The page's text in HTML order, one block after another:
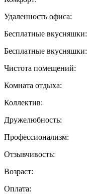
Удаленность офиса:
Бесплатные вкусняшки:
Бесплатные вкусняшки:
Чистота помещений:
Комната отдыха:
Коллектив:
Дружелюбность:
Профессионализм:
Отзывчивость:
Возраст:
Оплата: